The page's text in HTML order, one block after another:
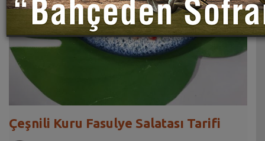
Çeşnili Kuru Fasulye Salatası Tarifi